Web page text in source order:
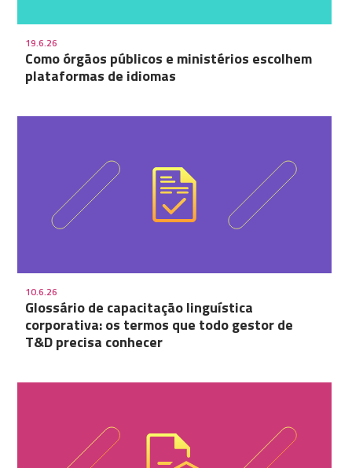
19.6.26
Como órgãos públicos e ministérios escolhem
plataformas de idiomas
10.6.26
Glossário de capacitação linguística
corporativa: os termos que todo gestor de
T&D precisa conhecer